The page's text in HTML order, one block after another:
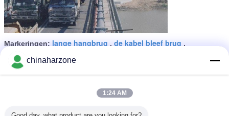
Markeringen: lange hangbrug , de kabel bleef brug ,
Staalhangbrug
Krijg de beste prijs voor
De langste Hangbrug/de Stijve
chinaharzone
1:24 AM